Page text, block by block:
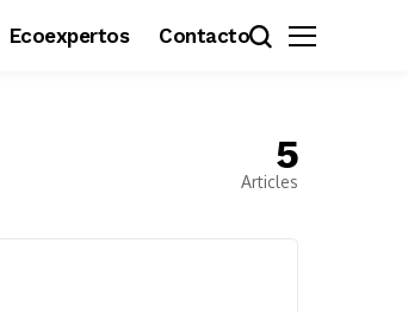
Ecoexpertos Contacto
5
Articles